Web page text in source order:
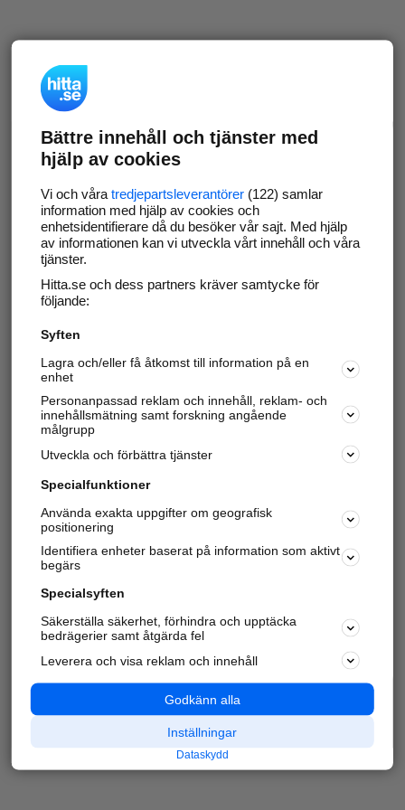
Bättre innehåll och tjänster med
hjälp av cookies
Vi och våra tredjepartsleverantörer(122) samlar
information med hjälp av cookies och
enhetsidentifierare då du besöker vår sajt. Med hjälp
av informationen kan vi utveckla vårt innehåll och våra
tjänster.
Hitta.se och dess partners kräver samtycke för
följande:
Syften
Lagra och/eller få åtkomst till information på en
enhet
Personanpassad reklam och innehåll, reklam- och
innehållsmätning samt forskning angående
målgrupp
Utveckla och förbättra tjänster
Specialfunktioner
Använda exakta uppgifter om geografisk
positionering
Identifiera enheter baserat på information som aktivt
begärs
Specialsyften
Säkerställa säkerhet, förhindra och upptäcka
bedrägerier samt åtgärda fel
Leverera och visa reklam och innehåll
Godkänn alla
Inställningar
Dataskydd